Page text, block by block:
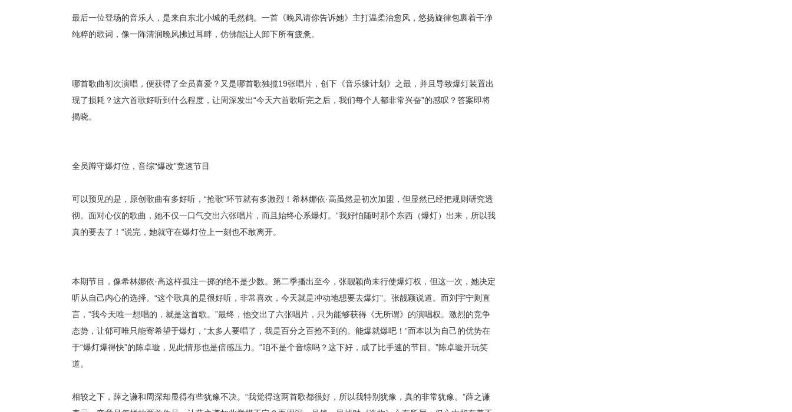
最后一位登场的音乐人，是来自东北小城的毛然鹤。一首《晚风请你告诉她》主打温柔治愈风，悠扬旋律包裹着干净
纯粹的歌词，像一阵清润晚风拂过耳畔，仿佛能让人卸下所有疲惫。
哪首歌曲初次演唱，便获得了全员喜爱？又是哪首歌独揽19张唱片，创下《音乐缘计划》之最 ，并且导致爆灯装置出
现了损耗？这六首歌好听到什么程度， 让周深发出“今天六首歌听完之后，我们每个人都非常兴奋”的感叹？答案即将
揭晓。
全员蹲守爆灯位，音综“爆改”竞速节目
可以预见的是，原创歌曲有多好听， “抢歌”环节就有多激烈！希林娜依·高虽然是初次加盟，但显然已经把规则研究透
彻。面对心仪的歌曲，她不仅一口气交出六张唱片，而且始终心系爆灯。“我好怕随时那个东西（爆灯）出来，所以我
真的要去了！ ”说完，她就守在爆灯位上一刻也不敢离开。
本期节目，像希林娜依·高这样孤注一掷的绝不是少数。第二季播出至今，张靓颖尚未行使爆灯权，但这一次，她决定
听从自己内心的选择。“这个歌真的是很好听，非常喜欢，今天就是冲动地想要去爆灯”。张靓颖说道。而刘宇宁则直
言，“我今天唯一想唱的，就是这首歌。”最终， 他交出了六张唱片，只为能够获得《无所谓》的演唱权。激烈的竞争
态势，让郁可唯只能寄希望于爆灯， “太多人要唱了，我是百分之百抢不到的。能爆就爆吧！ ”而本以为自己的优势在
于“爆灯爆得快”的陈卓璇，见此情形也是倍感压力。“咱不是个音综吗？这下好，成了比手速的节目。”陈卓璇开玩笑
道。
相较之下，薛之谦和周深却显得有些犹豫不决。 “我觉得这两首歌都很好，所以我特别犹豫，真的非常犹豫。”薛之谦